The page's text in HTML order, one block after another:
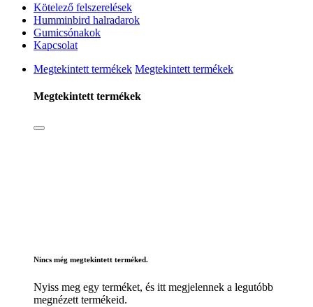
Kötelező felszerelések
Humminbird halradarok
Gumicsónakok
Kapcsolat
Megtekintett termékek Megtekintett termékek
Megtekintett termékek
Nincs még megtekintett terméked.
Nyiss meg egy terméket, és itt megjelennek a legutóbb
megnézett termékeid.